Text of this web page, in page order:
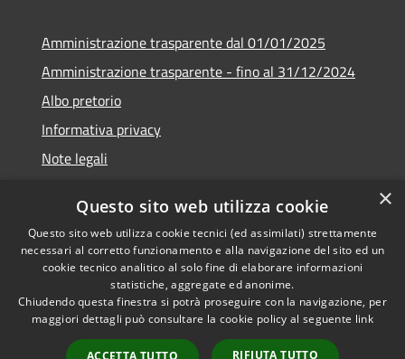
Amministrazione trasparente dal 01/01/2025
Amministrazione trasparente - fino al 31/12/2024
Albo pretorio
Informativa privacy
Note legali
Piano di miglioramento del sito
RSS
Accessibilità
Copyright © 2026 • Comune di
Rubiera • Powered by
Municipium• Accesso
×
Questo sito web utilizza cookie
Questo sito web utilizza cookie tecnici (ed assimilati) strettamente
necessari al corretto funzionamento e alla navigazione del sito ed un
cookie tecnico analitico al solo fine di elaborare informazioni
statistiche, aggregate ed anonime.
Chiudendo questa finestra si potrà proseguire con la navigazione, per
maggiori dettagli può consultare la cookie policy al seguente link
ACCETTA TUTTO RIFIUTA TUTTO